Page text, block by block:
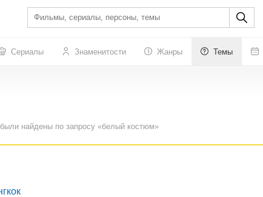
Сериалы Знаменитости Жанры Темы
найдены по запросу «белый костюм»